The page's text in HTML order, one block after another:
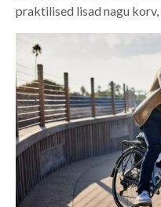
praktilised lisad nagu